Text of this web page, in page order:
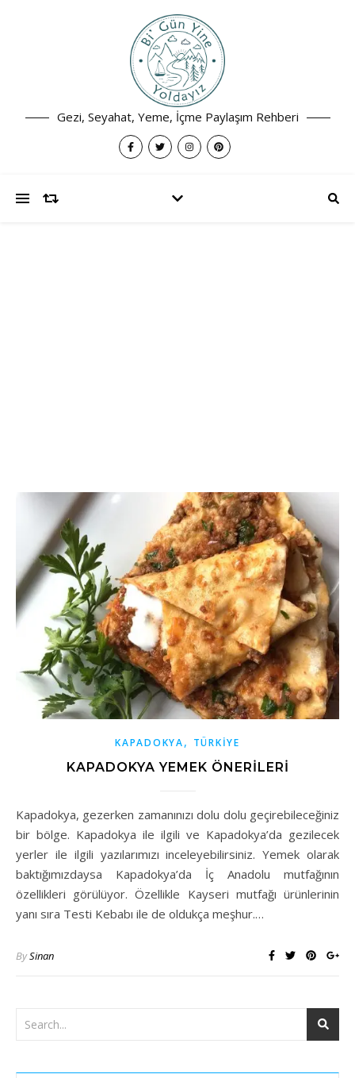
Gezi, Seyahat, Yeme, İçme Paylaşım Rehberi
KAPADOKYA, TÜRKİYE
KAPADOKYA YEMEK ÖNERILERI
Kapadokya, gezerken zamanınızı dolu dolu geçirebileceğiniz
bir bölge. Kapadokya ile ilgili ve Kapadokya’da gezilecek
yerler ile ilgili yazılarımızı inceleyebilirsiniz. Yemek olarak
baktığımızdaysa Kapadokya’da İç Anadolu mutfağının
özellikleri görülüyor. Özellikle Kayseri mutfağı ürünlerinin
yanı sıra Testi Kebabı ile de oldukça meşhur.…
BySinan